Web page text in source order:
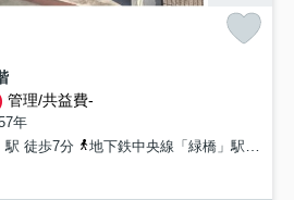
管理/共益費-
年
駅 徒歩7分
地下鉄中央線「緑橋」駅 徒歩13分